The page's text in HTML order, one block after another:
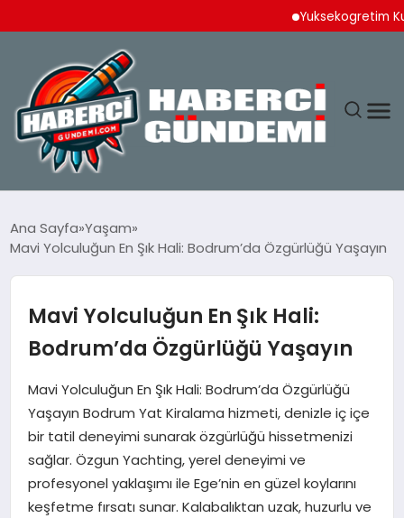
Yuksekogretim
SPOR
EKONOMI
DÜNYA
MAGAZIN
EĞITIM
Ana Sayfa Yaşam
Mavi Yolculuğun En Şık Hali: Bodrum’da Özgürlüğü Yaşayın
Mavi Yolculuğun En Şık Hali:
Bodrum’da Özgürlüğü Yaşayın
Mavi Yolculuğun En Şık Hali: Bodrum’da Özgürlüğü
Yaşayın Bodrum Yat Kiralama hizmeti, denizle iç içe
bir tatil deneyimi sunarak özgürlüğü hissetmenizi
sağlar. Özgun Yachting, yerel deneyimi ve
profesyonel yaklaşımı ile Ege’nin en güzel koylarını
keşfetme fırsatı sunar. Kalabalıktan uzak, huzurlu ve